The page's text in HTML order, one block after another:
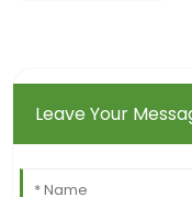
Leave Your